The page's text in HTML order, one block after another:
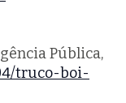
Pública,
truco-boi-